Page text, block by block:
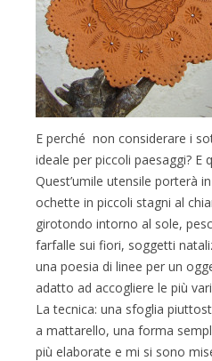
E perché non considerare i
ideale per piccoli paesaggi? E
Quest’umile utensile porterà
ochette in piccoli stagni al
girotondo intorno al sole,
farfalle sui fiori, soggetti
una poesia di linee per un
adatto ad accogliere le più
La tecnica: una sfoglia
a mattarello, una forma
più elaborate e mi si sono